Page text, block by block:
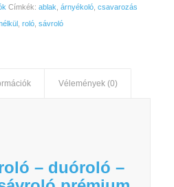
Címkék: ablak árnyékoló, csavarozás
, roló, sávroló
Vélemények (0)
– duóroló –